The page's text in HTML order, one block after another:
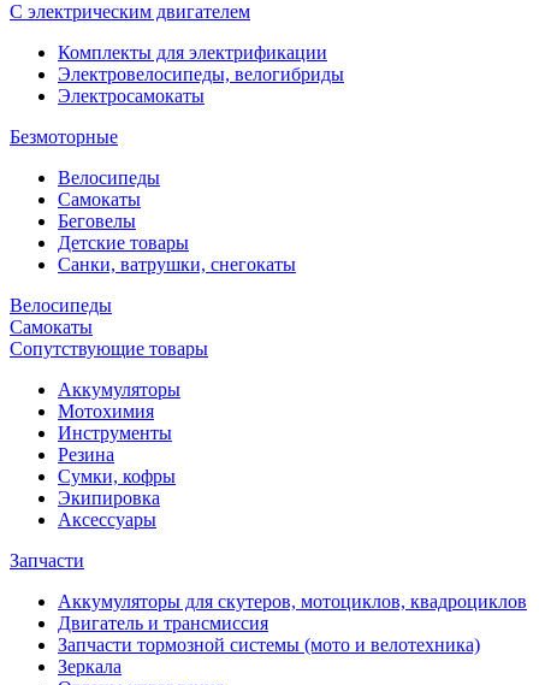
С электрическим двигателем
Комплекты для электрификации
Электровелосипеды, велогибриды
Электросамокаты
Безмоторные
Велосипеды
Самокаты
Беговелы
Детские товары
Санки, ватрушки, снегокаты
Велосипеды
Самокаты
Сопутствующие товары
Аккумуляторы
Мотохимия
Инструменты
Резина
Сумки, кофры
Экипировка
Аксессуары
Запчасти
Аккумуляторы для скутеров, мотоциклов, квадроциклов
Двигатель и трансмиссия
Запчасти тормозной системы (мото и велотехника)
Зеркала